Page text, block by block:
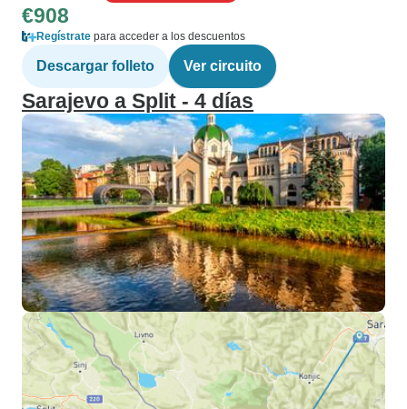
€908
Regístrate para acceder a los descuentos
Descargar folleto Ver circuito
Sarajevo a Split - 4 días